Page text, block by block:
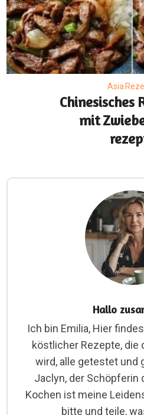
Asia
Chinesisches
mit
Hallo
Ich bin Emilia, Hier
köstlicher Rezepte, die
wird, alle getestet und
Jaclyn, der Schöpferin
Kochen ist meine
bitte und teile,